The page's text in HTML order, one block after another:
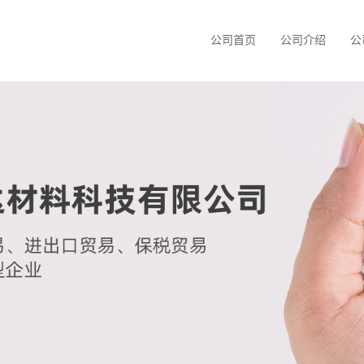
公司首页 公司介绍